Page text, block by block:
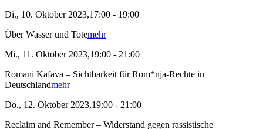
Di., 10. Oktober 2023,17:00 - 19:00
Über Wasser und Totemehr
Mi., 11. Oktober 2023,19:00 - 21:00
Romani Kafava – Sichtbarkeit für Rom*nja-Rechte in
Deutschlandmehr
Do., 12. Oktober 2023,19:00 - 21:00
Reclaim and Remember – Widerstand gegen rassistische